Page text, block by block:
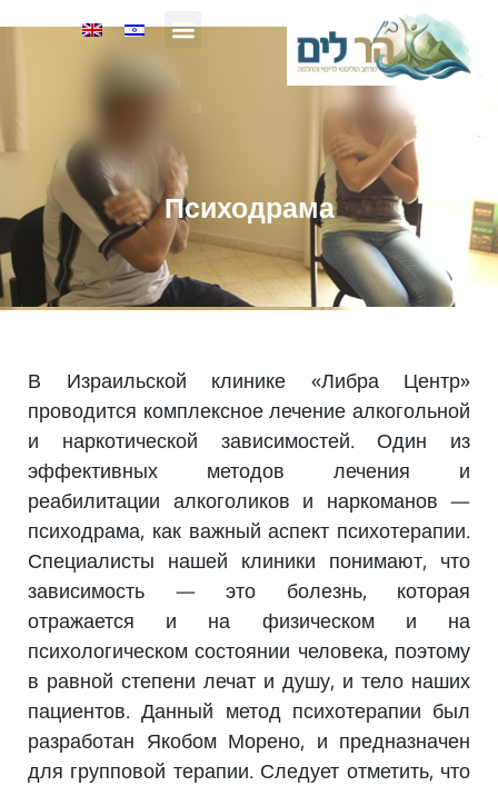
Психодрама
В Израильской клинике «Либра Центр»
проводится комплексное лечение алкогольной
и наркотической зависимостей. Один из
эффективных методов лечения и
реабилитации алкоголиков и наркоманов —
психодрама, как важный аспект психотерапии.
Специалисты нашей клиники понимают, что
зависимость — это болезнь, которая
отражается и на физическом и на
психологическом состоянии человека, поэтому
в равной степени лечат и душу, и тело наших
пациентов. Данный метод психотерапии был
разработан Якобом Морено, и предназначен
для групповой терапии. Следует отметить, что